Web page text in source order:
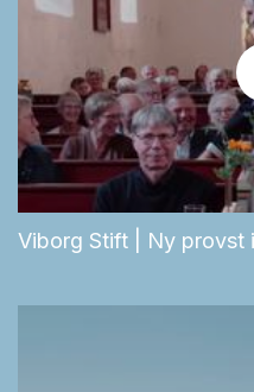
Viborg Stift | Ny provst